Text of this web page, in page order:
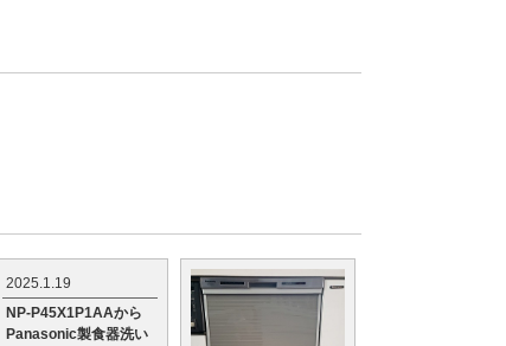
2025.1.19
NP-P45X1P1AAから
Panasonic製食器洗い